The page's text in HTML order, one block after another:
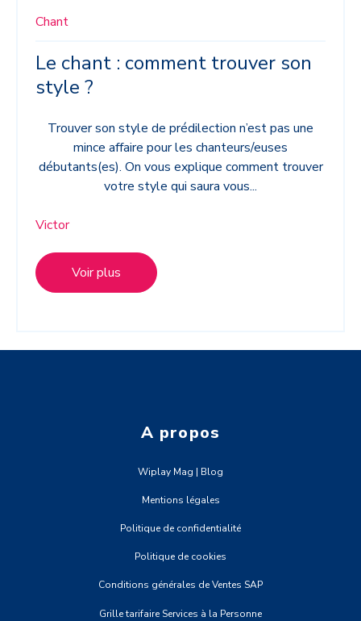
Chant
Le chant : comment trouver son
style ?
Trouver son style de prédilection n’est pas une
mince affaire pour les chanteurs/euses
débutants(es). On vous explique comment trouver
votre style qui saura vous...
Victor
Voir plus
A propos
Wiplay Mag | Blog
Mentions légales
Politique de confidentialité
Politique de cookies
Conditions générales de Ventes SAP
Grille tarifaire Services à la Personne